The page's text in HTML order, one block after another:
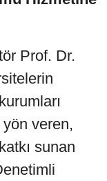
Prof. Dr.
veren,
sunan